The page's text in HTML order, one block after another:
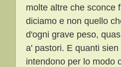
molte altre che sconce
diciamo e non quello
d'ogni grave peso,
a' pastori. E quanti
intendono per lo modo